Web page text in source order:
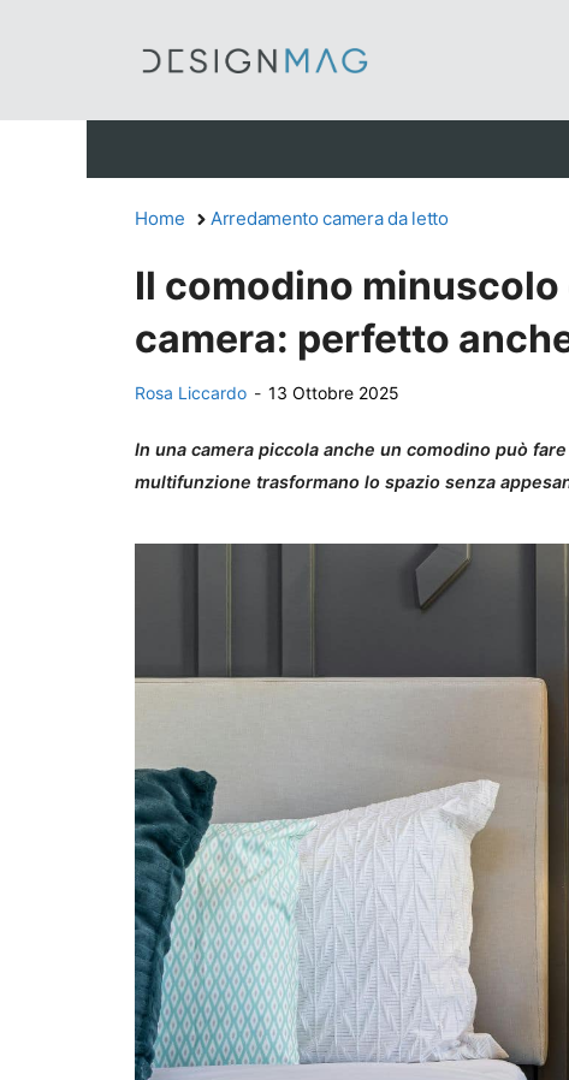
Home Arredamento camera da letto
Il comodino
camera: perfetto
Rosa Liccardo - 13 Ottobre 2025
In una camera piccola anche un comodino può
multifunzione trasformano lo spazio senza